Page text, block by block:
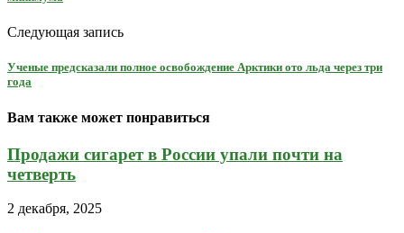
Следующая запись
Ученые предсказали полное освобождение Арктики ото льда через три
года
Вам также может понравиться
Продажи сигарет в России упали почти на
четверть
2 декабря, 2025